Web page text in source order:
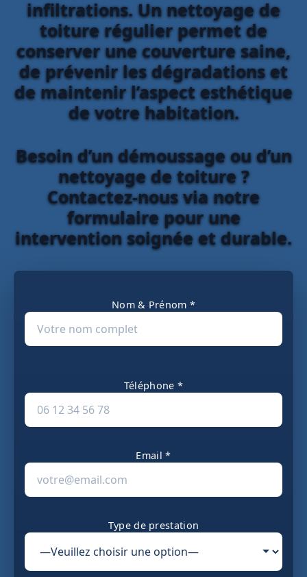
infiltrations. Un nettoyage de
toiture régulier permet de
conserver une couverture saine,
de prévenir les dégradations et
de maintenir l’aspect esthétique
de votre habitation.
Besoin d’un démoussage ou d’un
nettoyage de toiture ?
Contactez-nous via notre
formulaire pour une
intervention soignée et durable.
Nom & Prénom *
Téléphone *
Email *
Type de prestation